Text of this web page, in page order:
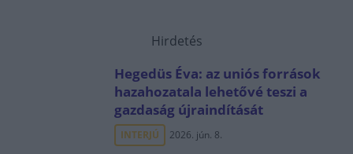
Hirdetés
Hegedüs Éva: az uniós források
hazahozatala lehetővé teszi a
gazdaság újraindítását
INTERJÚ 2026. jún. 8.